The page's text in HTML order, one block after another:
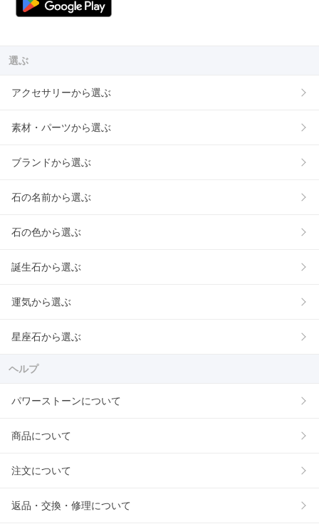
選ぶ
アクセサリーから選ぶ
素材・パーツから選ぶ
ブランドから選ぶ
石の名前から選ぶ
石の色から選ぶ
誕生石から選ぶ
運気から選ぶ
星座石から選ぶ
ヘルプ
パワーストーンについて
商品について
注文について
返品・交換・修理について